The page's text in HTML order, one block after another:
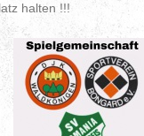
halten !!!